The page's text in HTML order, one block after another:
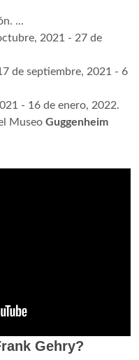
...
2021 - 27 de
de septiembre, 2021 - 6
- 16 de enero, 2022.
Museo Guggenheim
Gehry?